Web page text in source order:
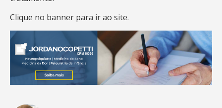
Clique no banner para ir ao site.